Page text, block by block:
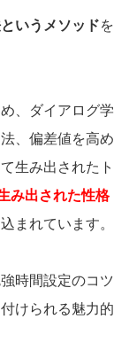
いうメソッドを
、ダイアログ学
、偏差値を高め
生み出されたト
み出された性格
まれています。
時間設定のコツ
けられる魅力的